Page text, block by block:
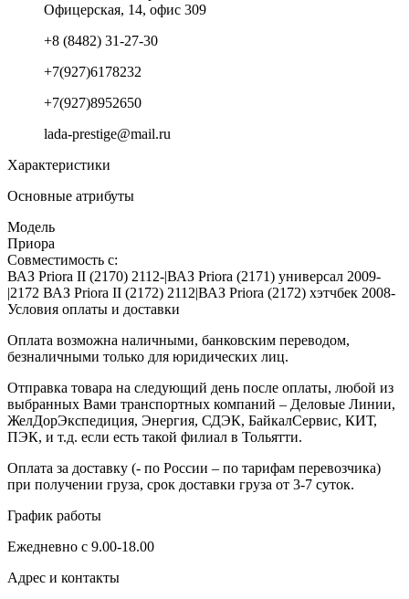
Офицерская, 14, офис 309
+8 (8482) 31-27-30
+7(927)6178232
+7(927)8952650
lada-prestige@mail.ru
Характеристики
Основные атрибуты
Модель
Приора
Совместимость с:
ВАЗ Priora II (2170) 2112-|ВАЗ Priora (2171) универсал 2009-
|2172 ВАЗ Priora II (2172) 2112|ВАЗ Priora (2172) хэтчбек 2008-
Условия оплаты и доставки
Оплата возможна наличными, банковским переводом,
безналичными только для юридических лиц.
Отправка товара на следующий день после оплаты, любой из
выбранных Вами транспортных компаний – Деловые Линии,
ЖелДорЭкспедиция, Энергия, СДЭК, БайкалСервис, КИТ,
ПЭК, и т.д. если есть такой филиал в Тольятти.
Оплата за доставку (- по России – по тарифам перевозчика)
при получении груза, срок доставки груза от 3-7 суток.
График работы
Ежедневно с 9.00-18.00
Адрес и контакты